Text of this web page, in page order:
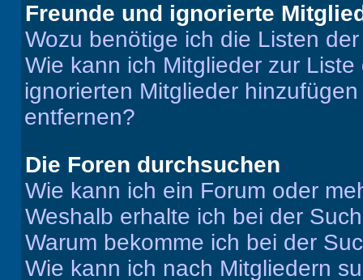
Freunde und ignorierte
Wozu benötige ich die Listen
Wie kann ich Mitglieder zur
ignorierten Mitglieder
entfernen?
Die Foren durchsuchen
Wie kann ich ein Forum oder
Weshalb erhalte ich bei der
Warum bekomme ich bei der
Wie kann ich nach Mitgliedern